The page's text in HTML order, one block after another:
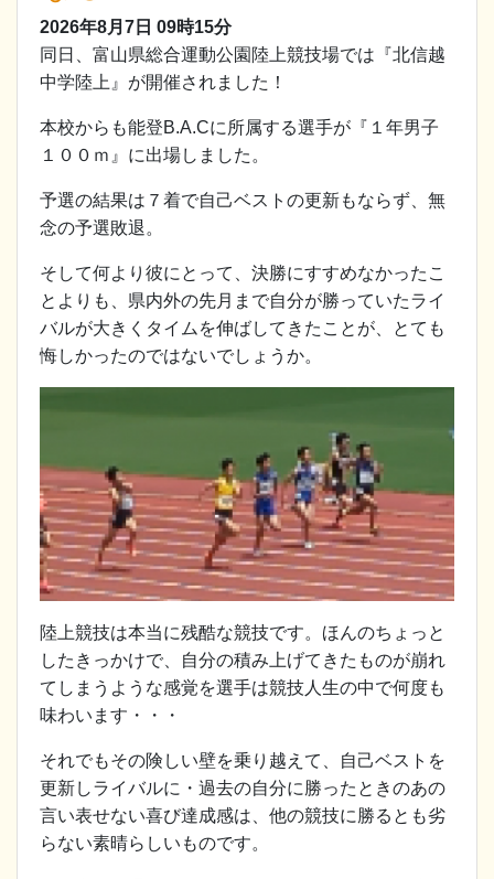
2026年8月7日 09時15分
同日、富山県総合運動公園陸上競技場では『北信越
中学陸上』が開催されました！
本校からも能登B.A.Cに所属する選手が『１年男子
１００ｍ』に出場しました。
予選の結果は７着で自己ベストの更新もならず、無
念の予選敗退。
そして何より彼にとって、決勝にすすめなかったこ
とよりも、県内外の先月まで自分が勝っていたライ
バルが大きくタイムを伸ばしてきたことが、とても
悔しかったのではないでしょうか。
陸上競技は本当に残酷な競技です。ほんのちょっと
したきっかけで、自分の積み上げてきたものが崩れ
てしまうような感覚を選手は競技人生の中で何度も
味わいます・・・
それでもその険しい壁を乗り越えて、自己ベストを
更新しライバルに・過去の自分に勝ったときのあの
言い表せない喜び達成感は、他の競技に勝るとも劣
らない素晴らしいものです。